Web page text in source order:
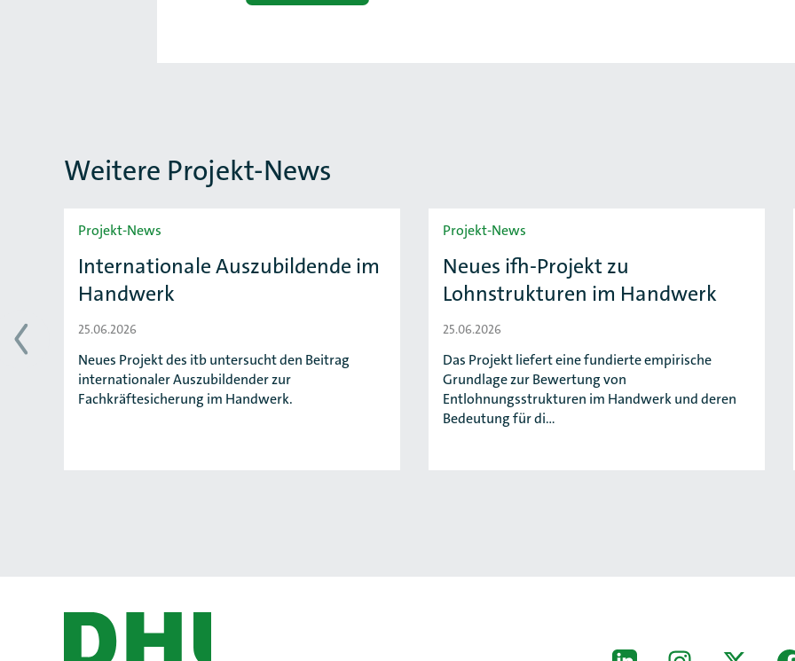
Weitere Projekt-News
Slider überspringen
Projekt-News
Internationale Auszubildende im
Handwerk
25.06.2026
Neues Projekt des itb untersucht den Beitrag
internationaler Auszubildender zur
Fachkräftesicherung im Handwerk.
Projekt-News
Neues ifh-Projekt zu
Lohnstrukturen im Handwerk
25.06.2026
Das Projekt liefert eine fundierte empirische
Grundlage zur Bewertung von
Entlohnungsstrukturen im Handwerk und deren
Bedeutung für di…